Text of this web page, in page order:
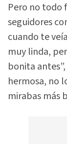
Pero no todo
seguidores
cuando te
muy linda,
bonita
hermosa, no
mirabas más